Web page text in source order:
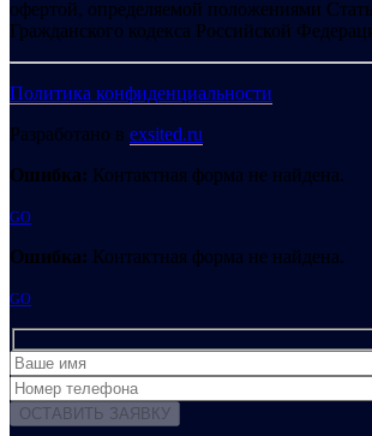
офертой, определяемой положениями
Гражданского кодекса Российской
Политика конфиденциальности
Разработано в exsited.ru
Ошибка: Контактная форма не найдена.
GO
Ошибка: Контактная форма не найдена.
GO